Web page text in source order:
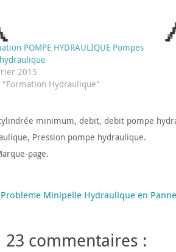
POMPE HYDRAULIQUE Pompes
2015
"Formation Hydraulique"
minimum,debit,debit pompe
, Pression pompe hydraulique.
page.
Probleme Minipelle Hydraulique en Panne
23 commentaires :